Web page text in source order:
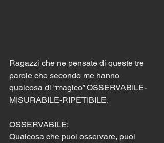
Ragazzi che ne pensate di queste tre
parole che secondo me hanno
qualcosa di “magico” OSSERVABILE-
MISURABILE-RIPETIBILE.
OSSERVABILE:
Qualcosa che puoi osservare, puoi